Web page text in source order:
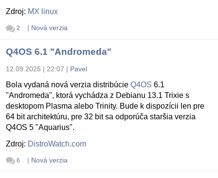
Zdroj: MX linux
2 | Nová verzia
Q4OS 6.1 "Andromeda"
12.09.2025 | 22:07 | Pavel
Bola vydaná nová verzia distribúcie Q4OS 6.1
"Andromeda", ktorá vychádza z Debianu 13.1 Trixie s
desktopom Plasma alebo Trinity. Bude k dispozícii len pre
64 bit architektúru, pre 32 bit sa odporúča staršia verzia
Q4OS 5 "Aquarius".
Zdroj: DistroWatch.com
6 | Nová verzia